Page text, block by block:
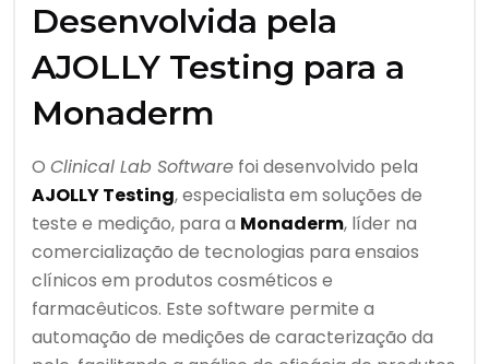
Desenvolvida pela
AJOLLY Testing para a
Monaderm
O Clinical Lab Software foi desenvolvido pela
AJOLLY Testing, especialista em soluções de
teste e medição, para a Monaderm, líder na
comercialização de tecnologias para ensaios
clínicos em produtos cosméticos e
farmacêuticos. Este software permite a
automação de medições de caracterização da